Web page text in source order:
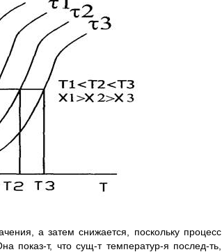
а затем снижается, поскольку процесс
показ-т, что сущ-т температур-я послед-ть,